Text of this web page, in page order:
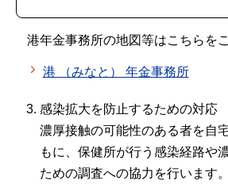
港年金事務所の地図等はこちらを
港 （みなと） 年金事務所
感染拡大を防止するための対応
濃厚接触の可能性のある者を自
もに、保健所が行う感染経路や
ための調査への協力を行います。